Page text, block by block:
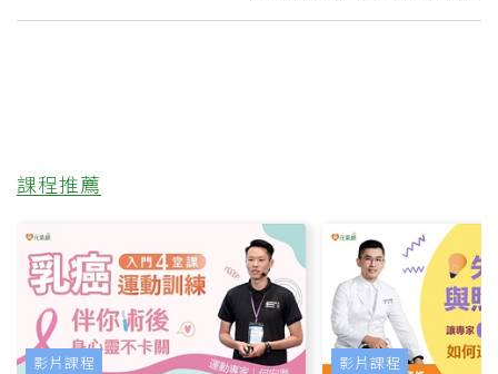
課程推薦
影片課程 影片課程